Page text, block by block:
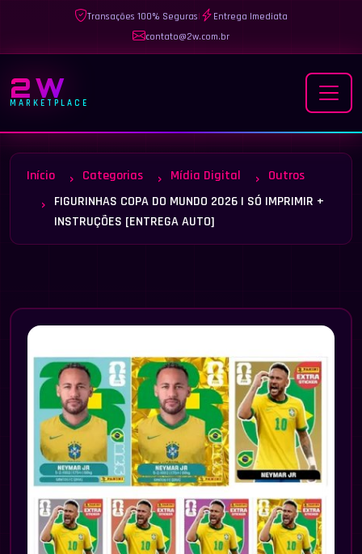
Transações 100% Seguras|
Entrega Imediata
contato@2w.com.br
2W
MARKETPLACE
Início Categorias Mídia Digital
Outros
FIGURINHAS COPA DO MUNDO 2026 | SÓ IMPRIMIR +
INSTRUÇÕES [ENTREGA AUTO]